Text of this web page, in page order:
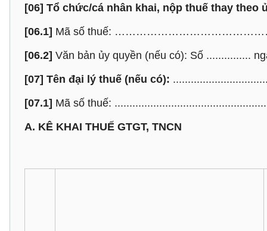
[06] Tổ chức/cá nhân khai, nộp thuế thay theo
[06.1] Mã số thuế:
[06.2] Văn bản ủy quyền (nếu có): Số ...............
[07] Tên đại lý thuế (nếu có):
[07.1] Mã số thuế:
A. KÊ KHAI THUẾ GTGT, TNCN